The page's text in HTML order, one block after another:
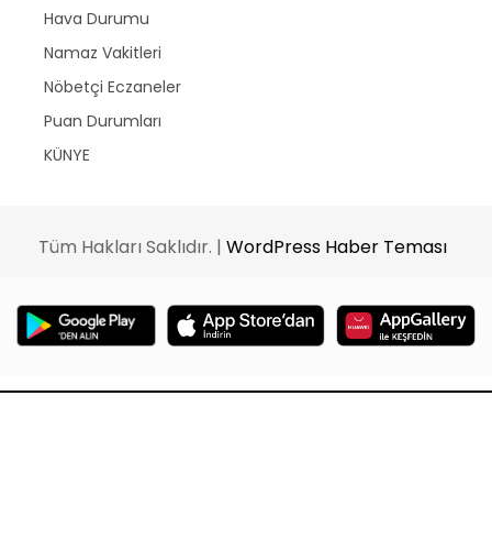
Hava Durumu
Namaz Vakitleri
Nöbetçi Eczaneler
Puan Durumları
KÜNYE
Tüm Hakları Saklıdır. | WordPress Haber Teması